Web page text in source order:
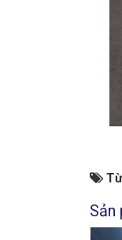
Sản